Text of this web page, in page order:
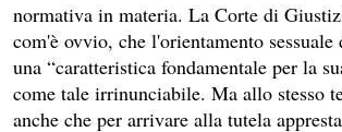
normativa in materia. La Corte di
com'è ovvio, che l'orientamento sessuale
una “caratteristica fondamentale per la
come tale irrinunciabile. Ma allo stesso
anche che per arrivare alla tutela